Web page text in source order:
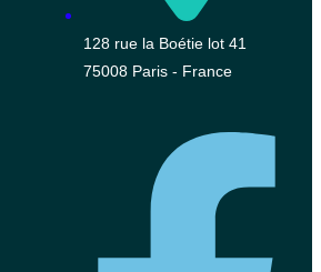
128 rue la Boétie lot 41
75008 Paris - France